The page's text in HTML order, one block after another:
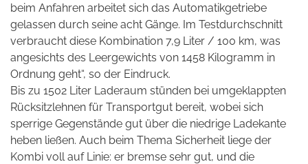
beim Anfahren arbeitet sich das Automatikgetriebe
gelassen durch seine acht Gänge. Im Testdurchschnitt
verbraucht diese Kombination 7,9 Liter / 100 km, was
angesichts des Leergewichts von 1458 Kilogramm in
Ordnung geht“, so der Eindruck.
Bis zu 1502 Liter Laderaum stünden bei umgeklappten
Rücksitzlehnen für Transportgut bereit, wobei sich
sperrige Gegenstände gut über die niedrige Ladekante
heben ließen. Auch beim Thema Sicherheit liege der
Kombi voll auf Linie: er bremse sehr gut, und die